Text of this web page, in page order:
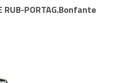
RUB-PORTAG.Bonfante